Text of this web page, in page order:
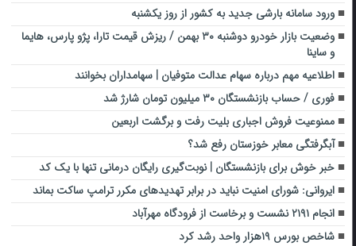
ورود سامانه بارشی جدید به کشور از روز یکشنبه
وضعیت بازار خودرو دوشنبه ۳۰ بهمن / ریزش قیمت تارا، پژو پارس، هایما
و ساینا
اطلاعیه مهم درباره سهام عدالت متوفیان | سهامداران بخوانند
فوری / حساب بازنشستگان ۳۰ میلیون تومان شارژ شد
ممنوعیت فروش اجباری بلیت رفت و برگشت اربعین
آبگرفتگی معابر خوزستان رفع شد؟
خبر خوش برای بازنشستگان | نوبت‌گیری رایگان درمانی تنها با یک کد
ایروانی: شورای امنیت نباید در برابر تهدیدهای مکرر ترامپ ساکت بماند
انجام ۲۱۹۱ نشست و برخاست از فرودگاه مهرآباد
شاخص بورس ۱۹هزار واحد رشد کرد